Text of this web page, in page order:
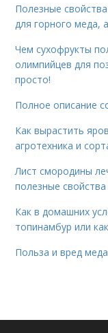
Полезные
для горного меда,
Чем сухофрукты
олимпийцев для
просто!
Полное описание
Как вырастить
агротехника и
Лист смородины
полезные
Как в домашних
топинамбур или
Польза и вред